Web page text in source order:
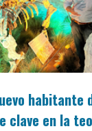
habitante
clave en la